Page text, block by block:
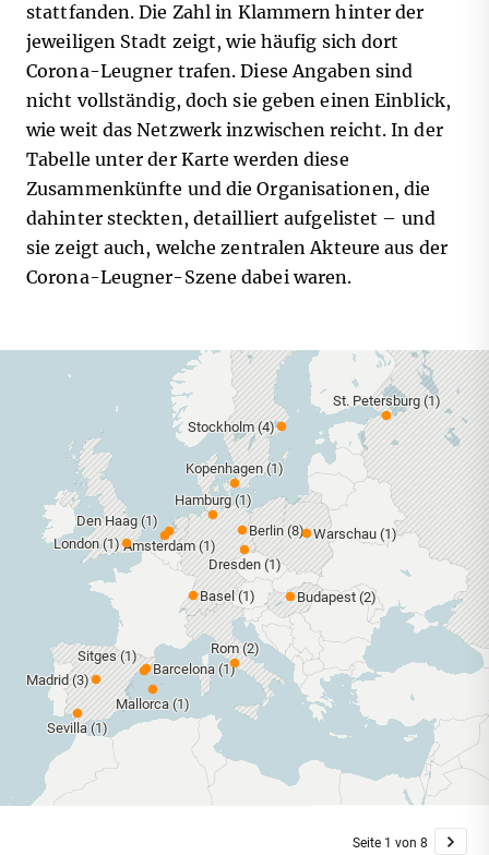
stattfanden. Die Zahl in Klammern hinter der
jeweiligen Stadt zeigt, wie häufig sich dort
Corona-Leugner trafen. Diese Angaben sind
nicht vollständig, doch sie geben einen Einblick,
wie weit das Netzwerk inzwischen reicht. In der
Tabelle unter der Karte werden diese
Zusammenkünfte und die Organisationen, die
dahinter steckten, detailliert aufgelistet – und
sie zeigt auch, welche zentralen Akteure aus der
Corona-Leugner-Szene dabei waren.